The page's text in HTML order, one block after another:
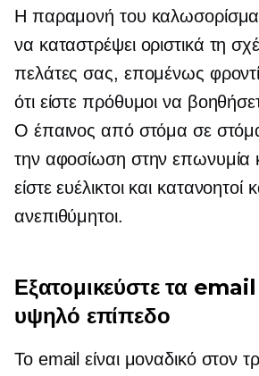
Η παραμονή του
να καταστρέψει οριστικά τη
πελάτες σας, επομένως
ότι είστε πρόθυμοι να
Ο έπαινος από στόμα σε
την αφοσίωση στην επωνυμία
είστε ευέλικτοι και κατανοητοί
ανεπιθύμητοι.
Εξατομικεύστε τα
υψηλό επίπεδο
Το email είναι μοναδικό στον